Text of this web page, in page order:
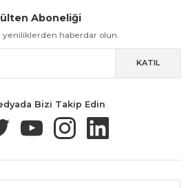
& Değişim Güvenli Alışveriş
Havale İle Alışveriş Kolay İade & Değişim
Aboneliği
yeniliklerden haberdar olun.
KATIL
Bizi Takip Edin